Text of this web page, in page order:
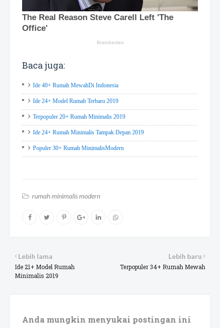
Baca juga:
Ide 40+ Rumah MewahDi Indonesia
Ide 24+ Model Rumah Terbaru 2019
Terpopuler 20+ Rumah Minimalis 2019
Ide 24+ Rumah Minimalis Tampak Depan 2019
Populer 30+ Rumah MinimalisModern
rumah minimalis modern
Lebih baru
Terpopuler 34+ Rumah Mewah
Lebih lama
Ide 21+ Model Rumah
Minimalis 2019
Anda mungkin menyukai postingan ini